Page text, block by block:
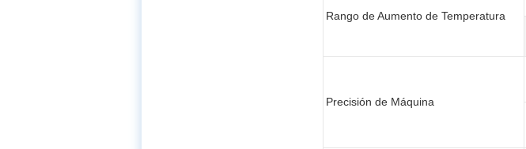
Rango de Aumento de Temperatura
Precisión de Máquina